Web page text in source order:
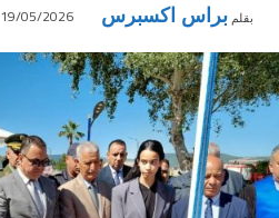
بقلم براس اكسبرس 19/05/2026